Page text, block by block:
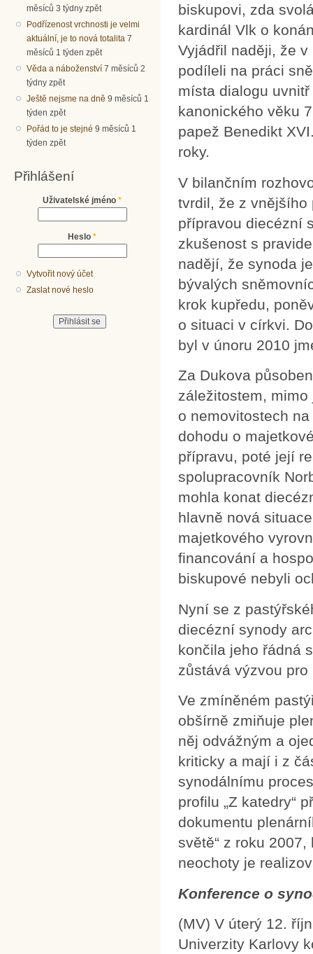
měsíců 3 týdny zpět
Podřízenost vrchnosti je velmi
aktuální, je to nová totalita 7
měsíců 1 týden zpět
Věda a náboženství 7 měsíců 2
týdny zpět
Ještě nejsme na dně 9 měsíců 1
týden zpět
Pořád to je stejné 9 měsíců 1
týden zpět
Přihlášení
Uživatelské jméno *
Heslo *
Vytvořit nový účet
Zaslat nové heslo
biskupovi, zda
kardinál Vlk o
Vyjádřil naději, že
podíleli na práci
místa dialogu
kanonického věku
papež Benedikt
roky.
V bilančním
tvrdil, že z vnějšího
přípravou diecézní
zkušenost s
nadějí, že synoda
bývalých
krok kupředu,
o situaci v církvi.
byl v únoru 2010
Za Dukova
záležitostem,
o nemovitostech
dohodu o
přípravu, poté její
spolupracovník
mohla konat
hlavně nová
majetkového
financování a
biskupové nebyli
Nyní se z
diecézní synody
končila jeho řádná
zůstává výzvou
Ve zmíněném
obšírně zmiňuje
něj odvážným a
kriticky a mají i z
synodálnímu
profilu „Z katedry“
dokumentu
světě“ z roku
neochoty je
Konference o
(MV) V úterý 12.
Univerzity Karlovy